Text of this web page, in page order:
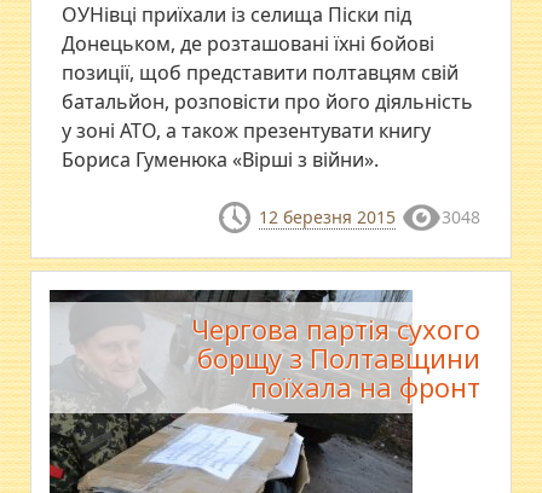
ОУНівці приїхали із селища Піски під
Донецьком, де розташовані їхні бойові
позиції, щоб представити полтавцям свій
батальйон, розповісти про його діяльність
у зоні АТО, а також презентувати книгу
Бориса Гуменюка «Вірші з війни».
12 березня 2015 3048
Чергова партія сухого
борщу з Полтавщини
поїхала на фронт